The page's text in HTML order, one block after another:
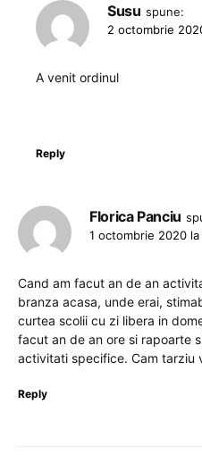
Susu spune:
2 octombrie
A venit ordinul
Reply
Florica Panciu
1 octombrie 2020 la
Cand am facut an de an
branza acasa, unde erai,
curtea scolii cu zi libera in
facut an de an ore si rapoarte
activitati specifice. Cam tarziu
Reply